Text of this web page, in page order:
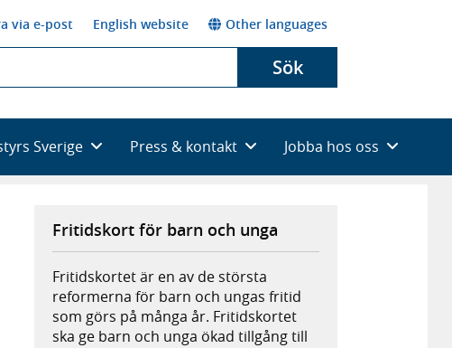
via e-post English website Other languages
Sök
Sverige Press & kontakt Jobba hos oss
Fritidskort för barn och unga
Fritidskortet är en av de största
reformerna för barn och ungas fritid
som görs på många år. Fritidskortet
ska ge barn och unga ökad tillgång till